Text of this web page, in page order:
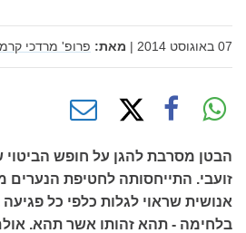
07 באוגוסט 2014 | מאת: פרופ' מרדכי
הבטן מסרבת להגן על חופש הביטוי
זועבי. התייחסותה לחטיפת הנערים
אנושית שראוי לגלות כלפי כל
בלחימה - תהא זהותו אשר תהא.